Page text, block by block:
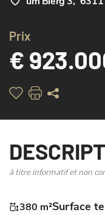
Prix
€
à titre informatif et non
380 m²Surface